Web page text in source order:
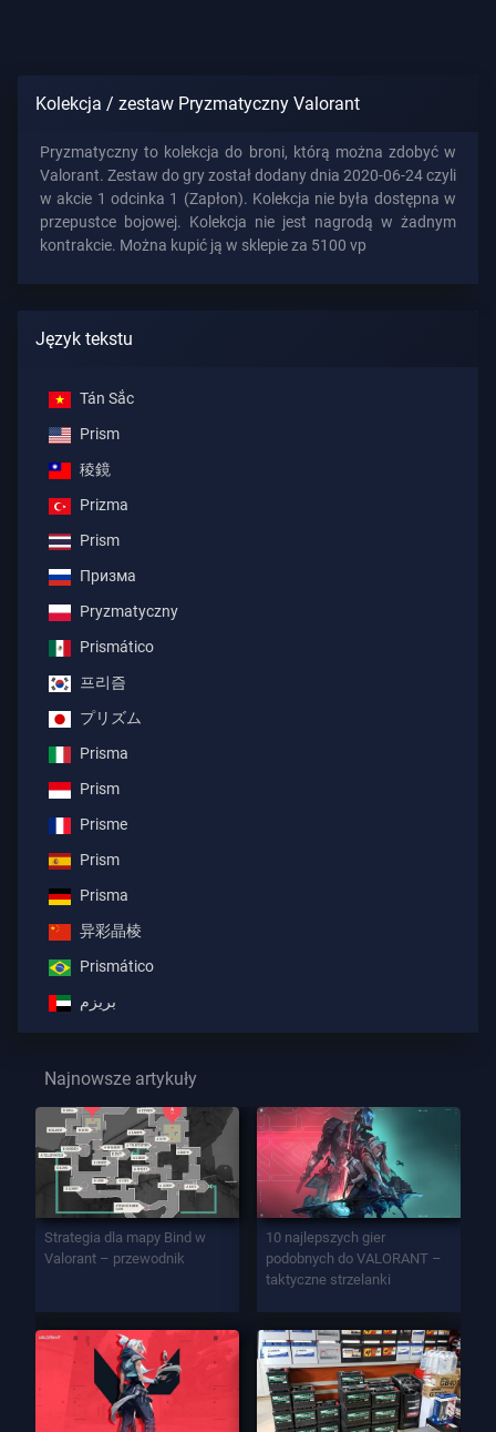
Kolekcja / zestaw Pryzmatyczny Valorant
Pryzmatyczny to kolekcja do broni, którą można zdobyć w
Valorant. Zestaw do gry został dodany dnia 2020-06-24 czyli
w akcie 1 odcinka 1 (Zapłon). Kolekcja nie była dostępna w
przepustce bojowej. Kolekcja nie jest nagrodą w żadnym
kontrakcie. Można kupić ją w sklepie za 5100 vp
Język tekstu
Tán Sắc
Prism
稜鏡
Prizma
Prism
Призма
Pryzmatyczny
Prismático
프리즘
プリズム
Prisma
Prism
Prisme
Prism
Prisma
异彩晶棱
Prismático
بريزم
Najnowsze artykuły
Strategia dla mapy Bind w
Valorant – przewodnik
10 najlepszych gier
podobnych do VALORANT –
taktyczne strzelanki